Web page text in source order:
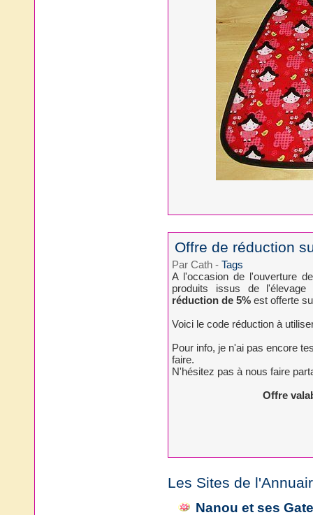
Offre de réduction
Par Cath - Tags
A l'occasion de l'ouverture
produits issus de
réduction de 5% est offerte
Voici le code réduction à
Pour info, je n'ai pas encore
faire.
N'hésitez pas à nous faire
Offre
Les Sites de
Nanou et ses